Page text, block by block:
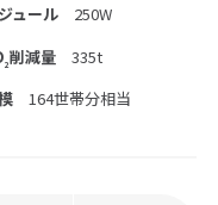
ュール
250W
2削減量
335t
164世帯分相当